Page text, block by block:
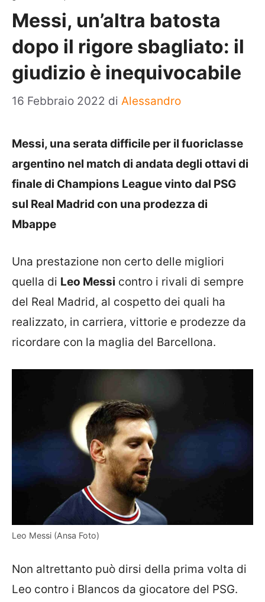
Messi, un’altra batosta
dopo il rigore sbagliato: il
giudizio è inequivocabile
16 Febbraio 2022 di Alessandro
Messi, una serata difficile per il fuoriclasse
argentino nel match di andata degli ottavi di
finale di Champions League vinto dal PSG
sul Real Madrid con una prodezza di
Mbappe
Una prestazione non certo delle migliori
quella di Leo Messi contro i rivali di sempre
del Real Madrid, al cospetto dei quali ha
realizzato, in carriera, vittorie e prodezze da
ricordare con la maglia del Barcellona.
Leo Messi (Ansa Foto)
Non altrettanto può dirsi della prima volta di
Leo contro i Blancos da giocatore del PSG.